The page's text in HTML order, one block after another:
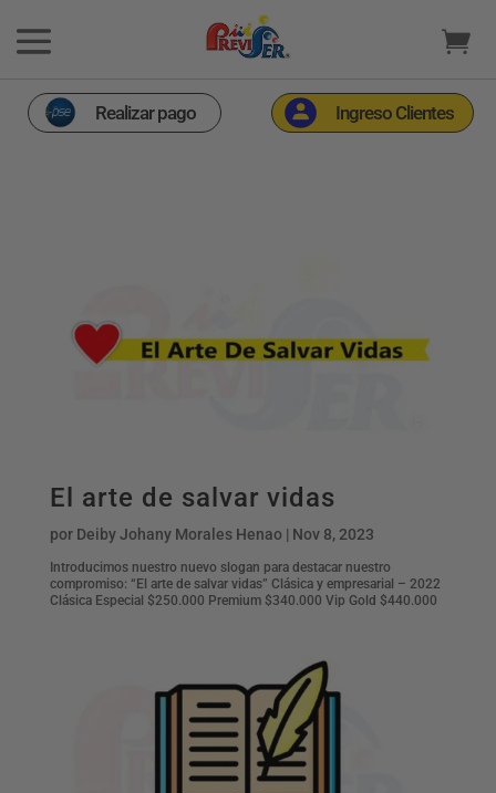
Realizar pago Ingreso Clientes
El arte de salvar vidas
por Deiby Johany Morales Henao | Nov 8, 2023
Introducimos nuestro nuevo slogan para destacar nuestro
compromiso: “El arte de salvar vidas” Clásica y empresarial – 2022
Clásica Especial $250.000 Premium $340.000 Vip Gold $440.000